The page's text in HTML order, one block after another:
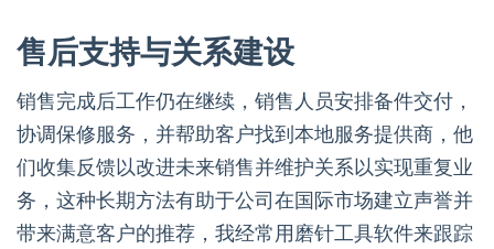
售后支持与关系建设
销售完成后工作仍在继续，销售人员安排备件交付，
协调保修服务，并帮助客户找到本地服务提供商，他
们收集反馈以改进未来销售并维护关系以实现重复业
务，这种长期方法有助于公司在国际市场建立声誉并
带来满意客户的推荐，我经常用磨针工具软件来跟踪